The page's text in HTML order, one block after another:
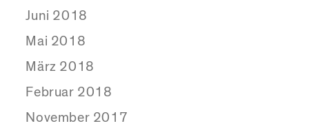
Juni 2018
Mai 2018
März 2018
Februar 2018
November 2017